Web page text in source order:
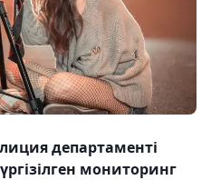
департаменті
мониторинг